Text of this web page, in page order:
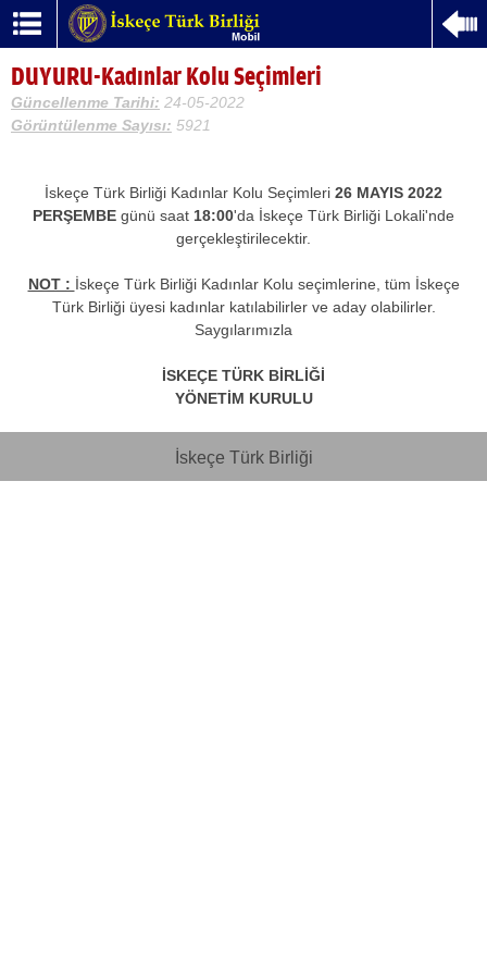
DUYURU-Kadınlar Kolu Seçimleri
Güncellenme Tarihi: 24-05-2022
Görüntülenme Sayısı: 5921
İskeçe Türk Birliği Kadınlar Kolu Seçimleri 26 MAYIS 2022
PERŞEMBE günü saat 18:00'da İskeçe Türk Birliği Lokali'nde
gerçekleştirilecektir.
NΟΤ : İskeçe Türk Birliği Kadınlar Kolu seçimlerine, tüm İskeçe
Türk Birliği üyesi kadınlar katılabilirler ve aday olabilirler.
Saygılarımızla
İSKEÇE TÜRK BİRLİĞİ
YÖNETİM KURULU
İskeçe Türk Birliği